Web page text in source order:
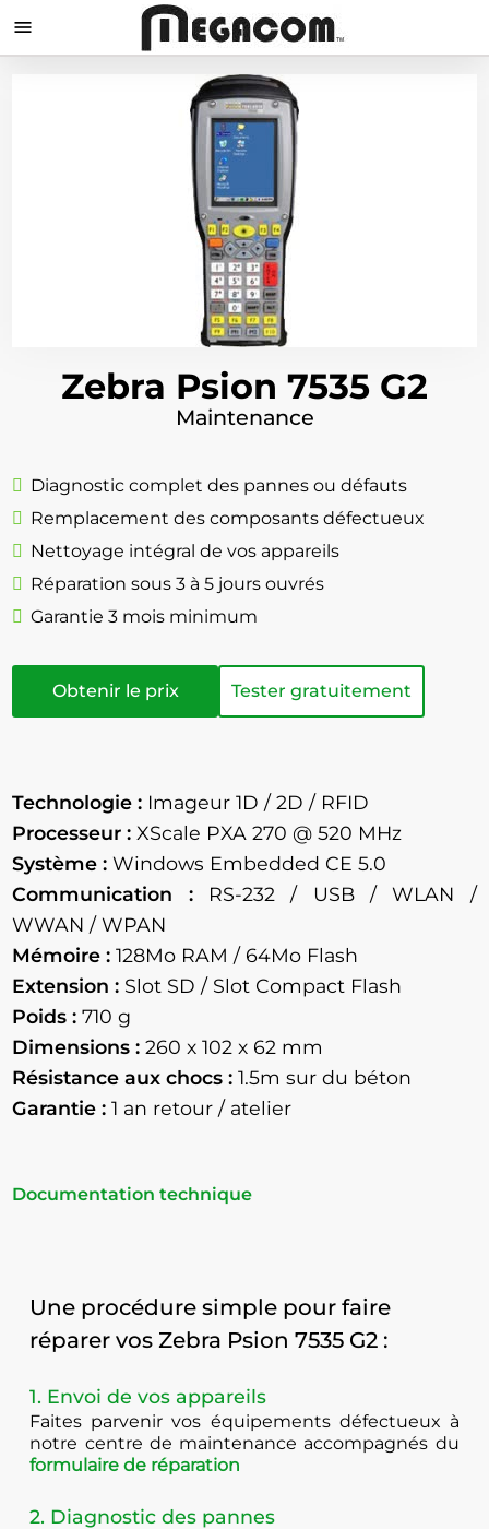

Zebra Psion 7535 G2
Maintenance
Diagnostic complet des pannes ou défauts
Remplacement des composants défectueux
Nettoyage intégral de vos appareils
Réparation sous 3 à 5 jours ouvrés
Garantie 3 mois minimum
Obtenir le prix Tester gratuitement
Technologie : Imageur 1D / 2D / RFID
Processeur : XScale PXA 270 @ 520 MHz
Système : Windows Embedded CE 5.0
Communication :RS-232 / USB / WLAN /
WWAN / WPAN
Mémoire : 128Mo RAM / 64Mo Flash
Extension : Slot SD / Slot Compact Flash
Poids : 710 g
Dimensions : 260 x 102 x 62 mm
Résistance aux chocs : 1.5m sur du béton
Garantie : 1 an retour / atelier
Documentation technique
Une procédure simple pour faire
réparer vos Zebra Psion 7535 G2 :
1. Envoi de vos appareils
Faites parvenir vos équipements défectueux à
notre centre de maintenance accompagnés du
formulaire de réparation
2. Diagnostic des pannes